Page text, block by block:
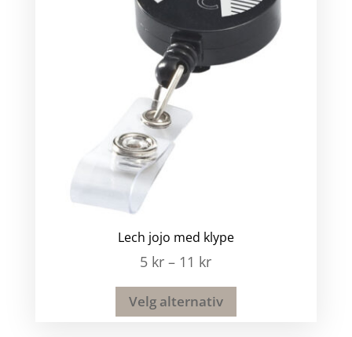
Lech jojo med klype
5 kr – 11 kr
Velg alternativ